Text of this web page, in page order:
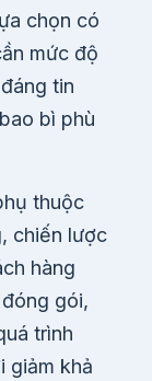
chọn có
mức độ
tin
bì phù
thuộc
chiến lược
hàng
gói,
trình
giảm khả